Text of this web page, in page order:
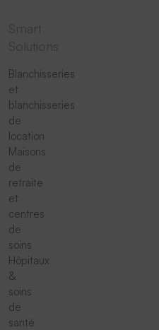
Blanchisseries
et
blanchisseries
de
location
Maisons
de
retraite
et
centres
de
soins
Hôpitaux
&
soins
de
santé